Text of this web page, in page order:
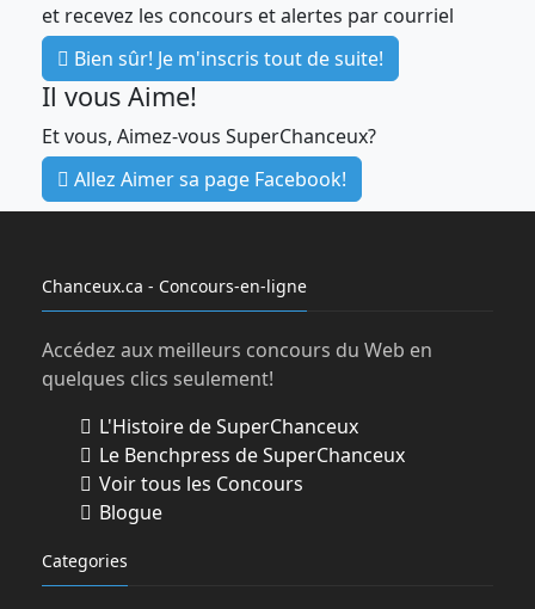
et recevez les concours et alertes par courriel
Bien sûr! Je m'inscris tout de suite!
Il vous Aime!
Et vous, Aimez-vous SuperChanceux?
Allez Aimer sa page Facebook!
Chanceux.ca - Concours-en-ligne
Accédez aux meilleurs concours du Web en
quelques clics seulement!
L'Histoire de SuperChanceux
Le Benchpress de SuperChanceux
Voir tous les Concours
Blogue
Categories